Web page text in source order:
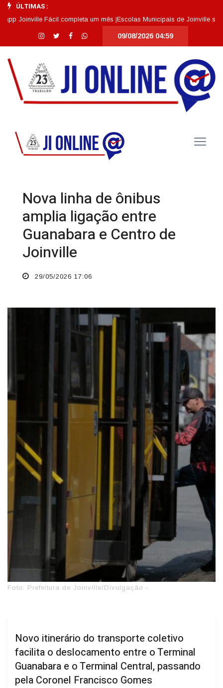
ÚLTIMAS :
Fácil completa um mês | Escolas Municipais de Joinville se
09/08/2026 04:59
Nova linha de ônibus
amplia ligação entre
Guanabara e Centro de
Joinville
29/05/2026 17:06
Foto: Prefeitura de Joinville/Divulgação -
Novo itinerário do transporte coletivo
facilita o deslocamento entre o Terminal
Guanabara e o Terminal Central, passando
pela Coronel Francisco Gomes